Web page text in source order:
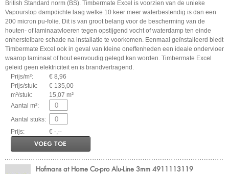
British Standard norm (BS). Timbermate Excel is voorzien van de unieke
Vapourstop dampdichte laag welke 10 keer meer waterbestendig is dan een
200 micron pu-folie. Dit is van groot belang voor de bescherming van de
houten- of laminaatvloeren tegen opstijgend vocht of waterdamp ten einde
onherstelbare schade na installatie te voorkomen. Eenmaal geïnstalleerd biedt
Timbermate Excel ook in geval van kleine oneffenheden een ideale ondervloer
waarop laminaat of hout eenvoudig gelegd kan worden. Timbermate Excel
geleid geen elektriciteit en is brandvertragend.
Prijs/m²:
€ 8,96
Prijs/stuk:
€ 135,00
m²/stuk:
15,07 m²
Aantal m²:
Aantal stuks:
Prijs:
€ -,--
VOEG TOE
Hofmans at Home Co-pro Alu-Line 3mm 4911113119